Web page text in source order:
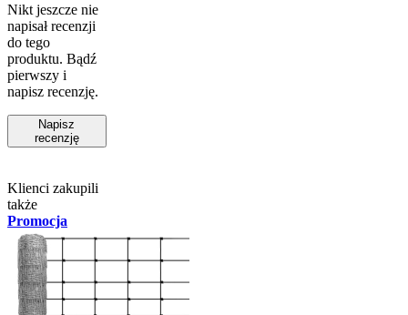
Nikt jeszcze nie
napisał recenzji
do tego
produktu. Bądź
pierwszy i
napisz recenzję.
Napisz
recenzję
Klienci zakupili
także
Promocja